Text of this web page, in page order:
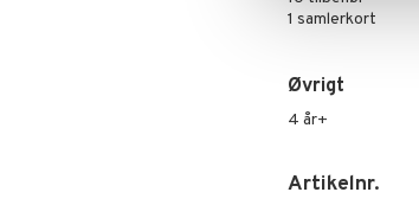
1 samlerkort
Øvrigt
4 år+
Artikelnr.